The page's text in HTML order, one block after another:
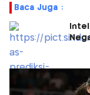
Baca Juga :